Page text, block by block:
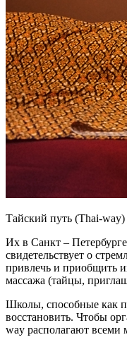
Тайский путь (Thai-
Их в Санкт –
свидетельствует о
привлечь и приобщить
массажа (тайцы,
Школы, способные как
восстановить. Чтобы
way располагают всеми